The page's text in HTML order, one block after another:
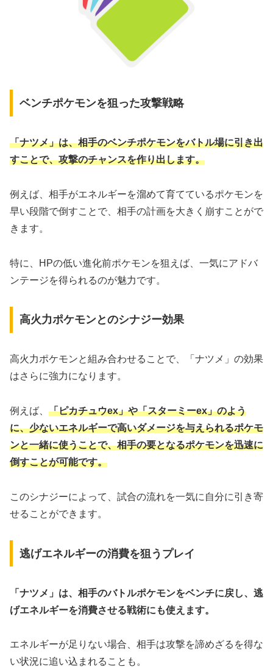
ベンチポケモンを狙った攻撃戦略
「ナツメ」は、相手のベンチポケモンをバトル場に引き出
すことで、攻撃のチャンスを作り出します。
例えば、相手がエネルギーを溜めて育てているポケモンを
早い段階で倒すことで、相手の計画を大きく崩すことがで
きます。
特に、HPの低い進化前ポケモンを狙えば、一気にアドバ
ンテージを得られるのが魅力です。
高火力ポケモンとのシナジー効果
高火力ポケモンと組み合わせることで、「ナツメ」の効果
はさらに強力になります。
例えば、 「ピカチュウex」や「スターミーex」のよう
に、少ないエネルギーで高いダメージを与えられるポケモ
ンと一緒に使うことで、相手の要となるポケモンを迅速に
倒すことが可能です。
このシナジーによって、試合の流れを一気に自分に引き寄
せることができます。
逃げエネルギーの消費を狙うプレイ
「ナツメ」は、相手のバトルポケモンをベンチに戻し、逃
げエネルギーを消費させる戦術にも使えます。
エネルギーが足りない場合、相手は攻撃を諦めざるを得な
い状況に追い込まれることも。